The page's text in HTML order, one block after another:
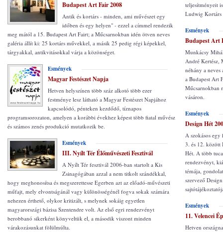
Budapest Art Fair 2008
Antik és kortárs - minden, ami művészet egy
időben és egy helyen" - ezzel a címmel rendezik
meg mától a 15. Budapest Art Fairt; a Műcsarnokban idén ötven neves
galéria állít ki: 25 kortárs művekkel, a másik 25 pedig régi képekkel,
tárgyakkal, antikvitásokkal várja a közönséget.
Esmények
Magyar Festészet Napja
Hetven helyszínen több száz alkotó több ezer
festménye lesz látható a Magyar Festészet Napjához
kapcsolódó, pénteken kezdődő, tíznapos
programsorozaton, amelyen a korábbi évekhez képest több fiatal művész
és számos zenés produkció mutatkozik be.
Esmények
III. Nyílt Tér Élőművészeti Fesztivál
A Nyílt Tér fesztivál 2006-ban startolt a Kis
Zsinagógában azzal a nem titkolt szándékkal,
hogy meghonosítsa és megszerettesse Egerben azt az előadó-művészeti
műfajt, mely elvontságánál vagy különösségénél fogva sokak számára
nehezen érthető, olykor kritizált, s melynek sokáig egyetlen
magyarországi bázisa Szentendre volt. Az első egri rendezvényt
berobbanó sikerként könyveltük el, a második viszont minden
várakozásunkat fölülmúlta.
teljesítményeit
Ludwig Kortárs
Esmények
Budapest Art
Munkácsy
André Kertész,
néhány a
a Budapest Art
Műcsarnokban
vásáron.
Esmények
Design Hét
A szokásos egy
3. és 12. között
Hét. A több
rendezvényt,
témája,
szervező
Esmények
11. Velencei
Hetven